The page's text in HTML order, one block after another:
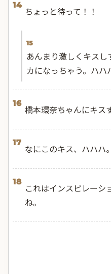
14
ちょっと待って！！
15
あんまり激しくキス
カになっちゃう。ハハ
16
橋本環奈ちゃんにキス
17
なにこのキス、ハハハ。
18
これはインスピレーシ
ね。